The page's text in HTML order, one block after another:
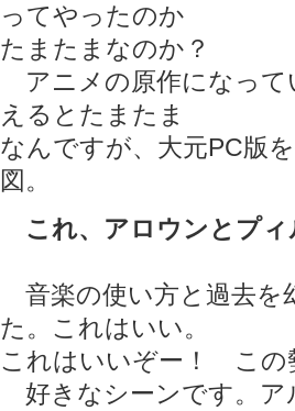
ってやったのか
たまたまなのか？
アニメの原作になって
えるとたまたま
なんですが、大元PC版
図。
これ、アロウンとプ
音楽の使い方と過去を
た。これはいい。
これはいいぞー！ この
好きなシーンです。ア